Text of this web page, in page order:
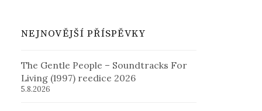
NEJNOVĚJŠÍ PŘÍSPĚVKY
The Gentle People – Soundtracks For
Living (1997) reedice 2026
5.8.2026